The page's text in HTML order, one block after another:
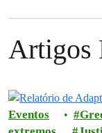
Artigos
Eventos